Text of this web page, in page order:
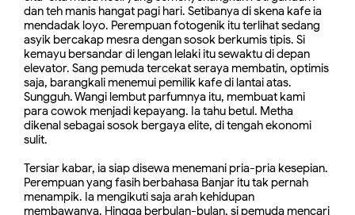
dan teh manis hangat pagi hari. Setibanya di skena kafe ia
mendadak loyo. Perempuan fotogenik itu terlihat sedang
asyik bercakap mesra dengan sosok berkumis tipis. Si
kemayu bersandar di lengan lelaki itu sewaktu di depan
elevator. Sang pemuda tercekat seraya membatin, optimis
saja, barangkali menemui pemilik kafe di lantai atas.
Sungguh. Wangi lembut parfumnya itu, membuat kami
para cowok menjadi kepayang. Ia tahu betul. Metha
dikenal sebagai sosok bergaya elite, di tengah ekonomi
sulit.
Tersiar kabar, ia siap disewa menemani pria-pria kesepian.
Perempuan yang fasih berbahasa Banjar itu tak pernah
menampik. Ia mengikuti saja arah kehidupan
membawanya. Hingga berbulan-bulan, si pemuda mencari